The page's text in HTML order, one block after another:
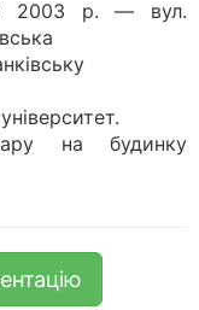
2003 р. — вул.
на будинку